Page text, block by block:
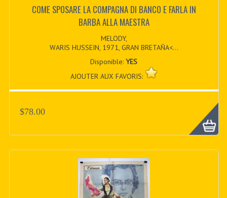
COME SPOSARE LA COMPAGNA DI BANCO E FARLA IN
BARBA ALLA MAESTRA
MELODY,
WARIS HUSSEIN, 1971, GRAN BRETAÑA<...
Disponible:YES
AJOUTER AUX FAVORIS:
$78.00